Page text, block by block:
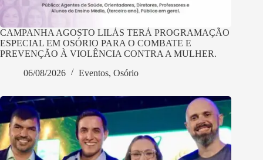
CAMPANHA AGOSTO LILÁS TERÁ PROGRAMAÇÃO
ESPECIAL EM OSÓRIO PARA O COMBATE E
PREVENÇÃO À VIOLÊNCIA CONTRA A MULHER.
06/08/2026
Eventos, Osório